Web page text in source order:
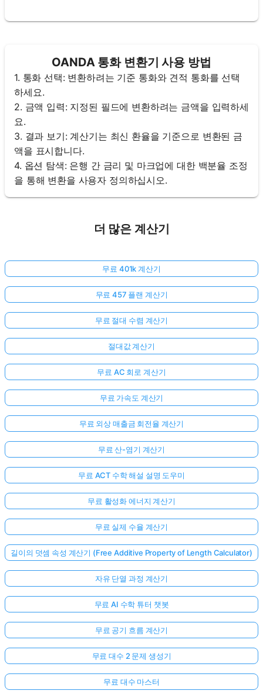
OANDA 통화 변환기 사용 방법
1. 통화 선택: 변환하려는 기준 통화와 견적 통화를 선택
하세요.
2. 금액 입력: 지정된 필드에 변환하려는 금액을 입력하세
요.
3. 결과 보기: 계산기는 최신 환율을 기준으로 변환된 금
액을 표시합니다.
4. 옵션 탐색: 은행 간 금리 및 마크업에 대한 백분율 조정
을 통해 변환을 사용자 정의하십시오.
더 많은 계산기
무료 401k 계산기
무료 457 플랜 계산기
무료 절대 수렴 계산기
절대값 계산기
무료 AC 회로 계산기
무료 가속도 계산기
무료 외상 매출금 회전율 계산기
무료 산-염기 계산기
무료 ACT 수학 해설 설명 도우미
무료 활성화 에너지 계산기
무료 실제 수율 계산기
길이의 덧셈 속성 계산기 (Free Additive Property of Length Calculator)
자유 단열 과정 계산기
무료 AI 수학 튜터 챗봇
무료 공기 흐름 계산기
무료 대수 2 문제 생성기
무료 대수 마스터